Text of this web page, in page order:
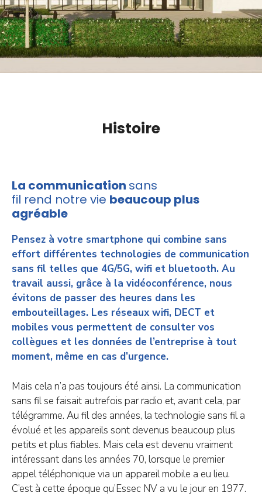
Histoire
La communication sans
fil rend notre vie beaucoup plus
agréable
Pensez à votre smartphone qui combine sans
effort différentes technologies de communication
sans fil telles que 4G/5G, wifi et bluetooth. Au
travail aussi, grâce à la vidéoconférence, nous
évitons de passer des heures dans les
embouteillages. Les réseaux wifi, DECT et
mobiles vous permettent de consulter vos
collègues et les données de l’entreprise à tout
moment, même en cas d’urgence.
Mais cela n’a pas toujours été ainsi. La communication
sans fil se faisait autrefois par radio et, avant cela, par
télégramme. Au fil des années, la technologie sans fil a
évolué et les appareils sont devenus beaucoup plus
petits et plus fiables. Mais cela est devenu vraiment
intéressant dans les années 70, lorsque le premier
appel téléphonique via un appareil mobile a eu lieu.
C’est à cette époque qu’Essec NV a vu le jour en 1977.